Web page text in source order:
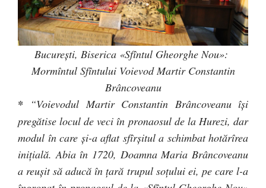
Bucureşti, Biserica «Sfîntul Gheorghe Nou»:
Mormîntul Sfîntului Voievod Martir Constantin
Brâncoveanu
* “Voievodul Martir Constantin Brâncoveanu îşi
pregătise locul de veci în pronaosul de la Hurezi, dar
modul în care şi-a aflat sfîrşitul a schimbat hotărîrea
iniţială. Abia în 1720, Doamna Maria Brâncoveanu
a reuşit să aducă în ţară trupul soţului ei, pe care l-a